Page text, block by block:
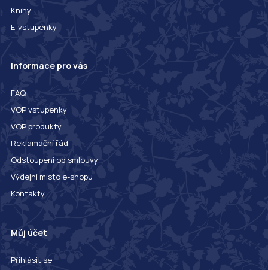
Knihy
E-vstupenky
Informace pro vás
FAQ
VOP vstupenky
VOP produkty
Reklamační řád
Odstoupení od smlouvy
Výdejní místo e-shopu
Kontakty
Můj účet
Přihlásit se